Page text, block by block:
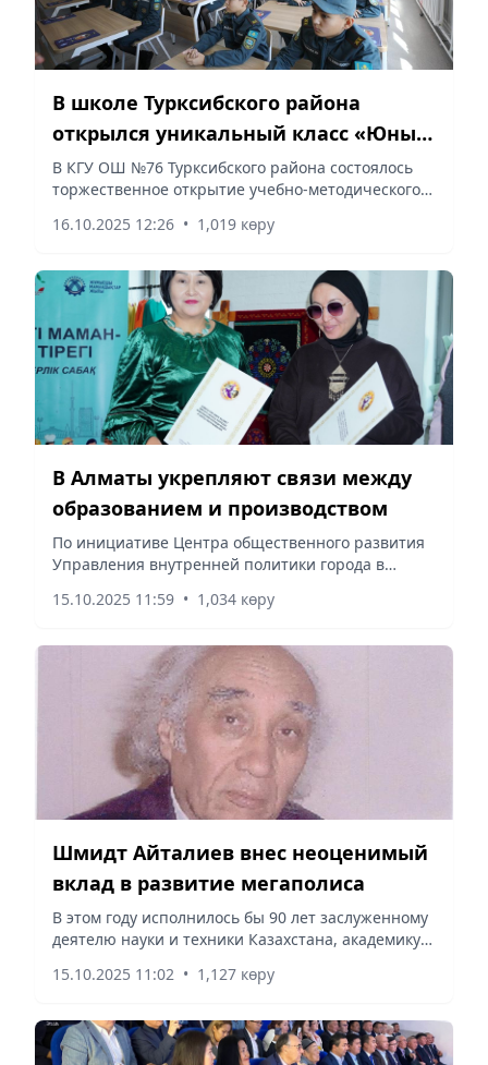
В школе Турксибского района
открылся уникальный класс «Юный
спасатель»
В КГУ ОШ №76 Турксибского района состоялось
торжественное открытие учебно-методического
летию МЧС РК и Дню Республики Казахстан,
16.10.2025 12:26 • 1,019 көру
В Алматы укрепляют связи между
образованием и производством
По инициативе Центра общественного развития
Управления внутренней политики города в
мастер-класс «Білікті маман – ел тірегі», сообщает
15.10.2025 11:59 • 1,034 көру
Шмидт Айталиев внес неоценимый
вклад в развитие мегаполиса
В этом году исполнилось бы 90 лет заслуженному
деятелю науки и техники Казахстана, академику
технических наук, профессору, основателю
15.10.2025 11:02 • 1,127 көру